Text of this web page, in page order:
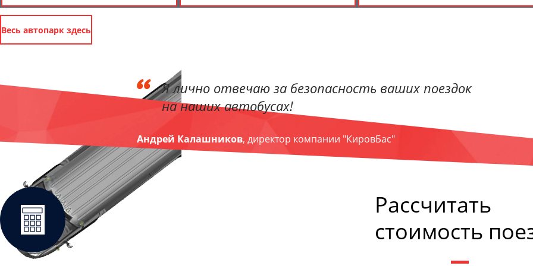
Весь автопарк здесь
Я лично отвечаю за безопасность ваших поездок
на наших автобусах!
Андрей Калашников, директор компании "КировБас"
Рассчитать
стоимость